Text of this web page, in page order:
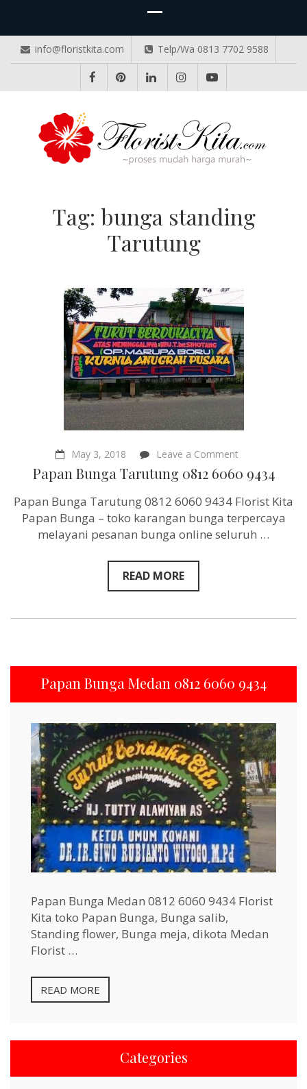
info@floristkita.com Telp/Wa 0813 7702 9588
Tag: bunga standing
Tarutung
May 3, 2018 Leave a Commenton
Bunga
0812
9434
Papan Bunga Tarutung 0812 6060 9434
Papan Bunga Tarutung 0812 6060 9434 Florist Kita
Papan Bunga – toko karangan bunga terpercaya
melayani pesanan bunga online seluruh …
READ MORE
Papan Bunga Medan 0812 6060 9434
Papan Bunga Medan 0812 6060 9434 Florist
Kita toko Papan Bunga, Bunga salib,
Standing flower, Bunga meja, dikota Medan
Florist …
READ MORE
Categories